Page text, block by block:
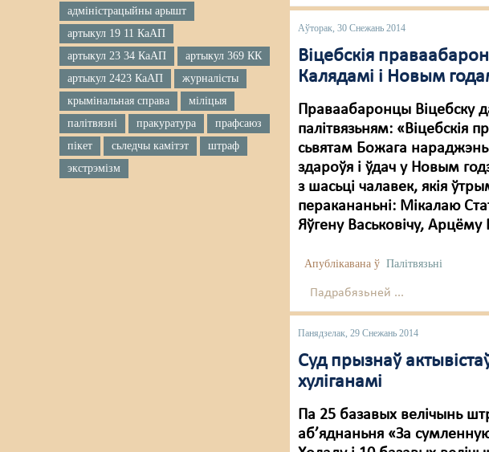
адміністрацыйны арышт
артыкул 19 11 КаАП
артыкул 23 34 КаАП
артыкул 369 КК
артыкул 2423 КаАП
журналісты
крымінальная справа
міліцыя
палітвязні
пракуратура
прафсаюз
пікет
сьледчы камітэт
штраф
экстрэмізм
Аўторак, 30 Снежань 2014
Віцебскія
Калядамі і Новым
Праваабаронцы Віцебску
палітвязьням:
сьвятам Божага
здароўя і ўдач у Новым
з шасьці чалавек, якія
перакананьні: Мікалаю
Яўгену Васьковічу,
Апублікавана ў Палітвязьні
Падрабязьней ...
Панядзелак, 29 Снежань 2014
Суд прызнаў
хуліганамі
Па 25 базавых велічынь
аб’яднаньня «За